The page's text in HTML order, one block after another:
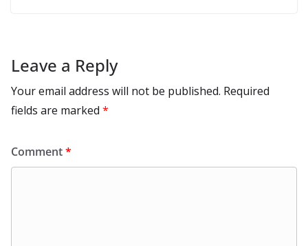
Leave a Reply
Your email address will not be published. Required
fields are marked *
Comment*